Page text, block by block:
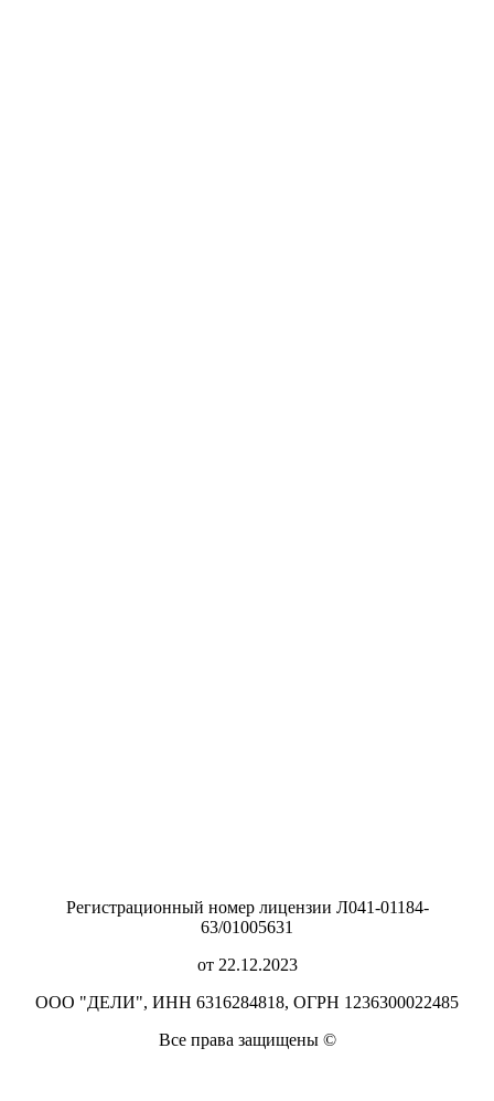
Регистрационный номер лицензии Л041-01184-
63/01005631
от 22.12.2023
ООО "ДЕЛИ", ИНН 6316284818, ОГРН 1236300022485
Все права защищены ©️